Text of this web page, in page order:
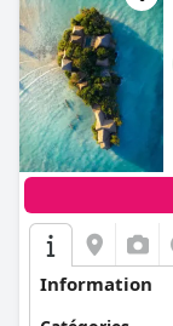
Information